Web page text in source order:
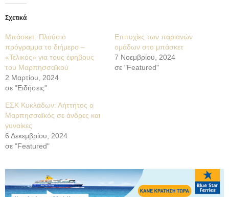
Σχετικά
Μπάσκετ: Πλούσιο
πρόγραμμα το διήμερο –
«Τελικός» για τους έφηβους
του Μαρπησσαϊκού
2 Μαρτίου, 2024
σε "Ειδήσεις"
Επιτυχίες των παριανών
ομάδων στο μπάσκετ
7 Νοεμβρίου, 2024
σε "Featured"
ΕΣΚ Κυκλάδων: Αήττητος ο
Μαρπησσαϊκός σε άνδρες και
γυναίκες
6 Δεκεμβρίου, 2024
σε "Featured"